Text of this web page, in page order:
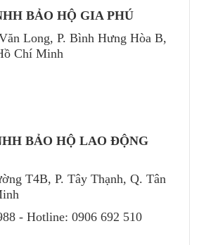
BẢO HỘ GIA PHÚ
Long, P. Bình Hưng Hòa B,
Chí Minh
BẢO HỘ LAO ĐỘNG
T4B, P. Tây Thạnh, Q. Tân
- Hotline: 0906 692 510